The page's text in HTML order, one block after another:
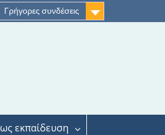
Γρήγορες συνδέσεις
εκπαίδευση